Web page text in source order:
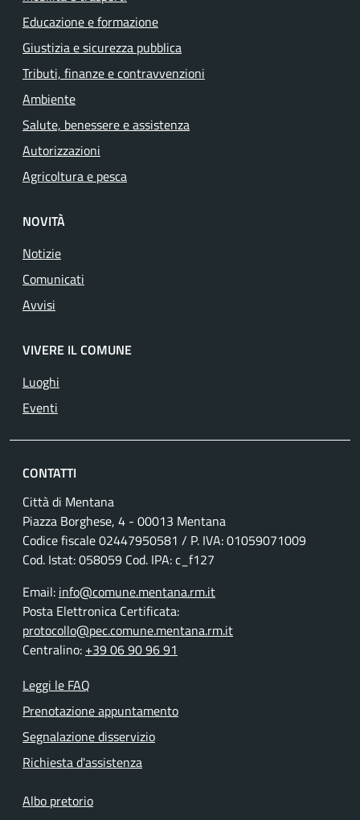
Educazione e formazione
Giustizia e sicurezza pubblica
Tributi, finanze e contravvenzioni
Ambiente
Salute, benessere e assistenza
Autorizzazioni
Agricoltura e pesca
NOVITÀ
Notizie
Comunicati
Avvisi
VIVERE IL COMUNE
Luoghi
Eventi
CONTATTI
Città di Mentana
Piazza Borghese, 4 - 00013 Mentana
Codice fiscale02447950581 / P. IVA:01059071009
Cod. Istat: 058059 Cod. IPA: c_f127
Email: info@comune.mentana.rm.it
Posta Elettronica Certificata:
protocollo@pec.comune.mentana.rm.it
Centralino: +39 06 90 96 91
Leggi le FAQ
Prenotazione appuntamento
Segnalazione disservizio
Richiesta d'assistenza
Albo pretorio